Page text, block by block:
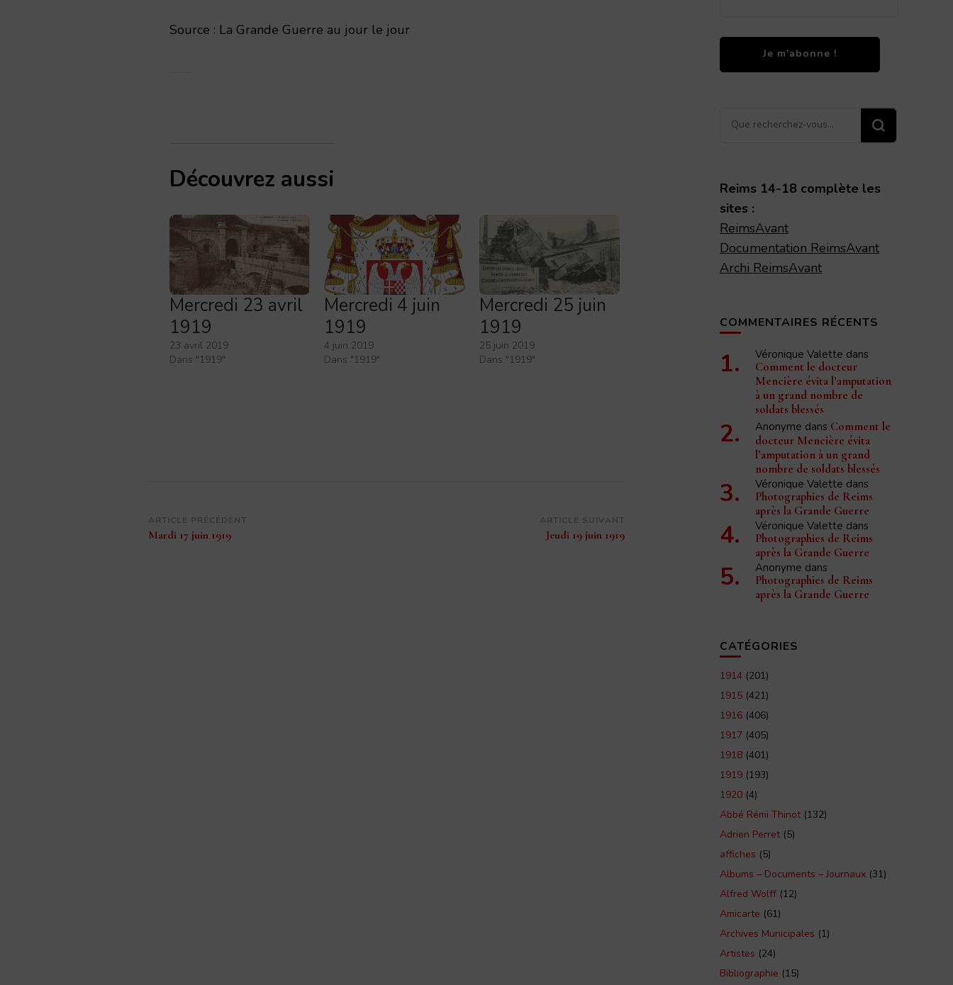
Source : La Grande Guerre au jour le jour
Découvrez aussi
Mercredi 23 avril
1919
23 avril 2019
Dans "1919"
Mercredi 4 juin
1919
4 juin 2019
Dans "1919"
Mercredi 25 juin
1919
25 juin 2019
Dans "1919"
Navigation
d’article
Mardi 17 juin 1919 Jeudi 19 juin 1919
Vous
Reims 14-18 complète les
sites :
ReimsAvant
Documentation ReimsAvant
Archi ReimsAvant
COMMENTAIRES RÉCENTS
Véronique Valette dans
Comment le docteur
Mencière évita l’amputation
à un grand nombre de
soldats blessés
Anonyme dans Comment le
docteur Mencière évita
l’amputation à un grand
nombre de soldats blessés
Véronique Valette dans
Photographies de Reims
après la Grande Guerre
Véronique Valette dans
Photographies de Reims
après la Grande Guerre
Anonyme dans
Photographies de Reims
après la Grande Guerre
CATÉGORIES
1914 (201)
1915 (421)
1916 (406)
1917 (405)
1918 (401)
1919 (193)
1920 (4)
Abbé Rémi Thinot(132)
Adrien Perret(5)
affiches (5)
Albums – Documents – Journaux (31)
Alfred Wolff (12)
Amicarte (61)
Archives Municipales (1)
Artistes (24)
Bibliographie (15)